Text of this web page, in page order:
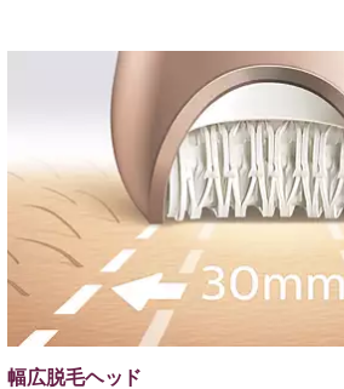
幅広脱毛ヘッド